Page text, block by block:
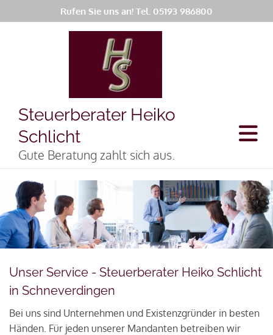
Rufen Sie uns an! Tel. 05193 986800
Steuerberater Heiko
Schlicht
Gute Beratung zahlt sich aus.
Unser Service - Steuerberater Heiko Schlicht
in Schneverdingen
Bei uns sind Unternehmen und Existenzgründer in besten
Händen. Für jeden unserer Mandanten betreiben wir